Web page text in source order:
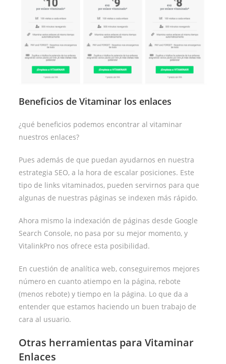
Beneficios de Vitaminar los enlaces
¿qué beneficios podemos encontrar al vitaminar
nuestros enlaces?
Pues además de que puedan ayudarnos en nuestra
estrategia SEO, a la hora de escalar posiciones. Este
tipo de links vitaminados, pueden servirnos para que
algunas de nuestras páginas se indexen más rápido.
Ahora mismo la indexación de páginas desde Google
Search Console, no pasa por su mejor momento, y
VitalinkPro nos ofrece esta posibilidad.
En cuestión de analítica web, conseguiremos mejores
número en cuanto atiempo en la página, rebote
(menos rebote) y tiempo en la página. Lo que da a
entender que estamos haciendo un buen trabajo de
cara al usuario.
Otras herramientas para Vitaminar
Enlaces